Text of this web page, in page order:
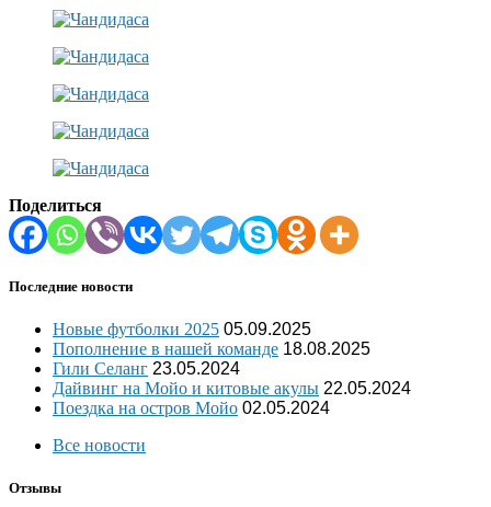
Поделиться
Последние новости
Новые футболки 2025 05.09.2025
Пополнение в нашей команде 18.08.2025
Гили Селанг 23.05.2024
Дайвинг на Мойо и китовые акулы 22.05.2024
Поездка на остров Мойо 02.05.2024
Все новости
Отзывы